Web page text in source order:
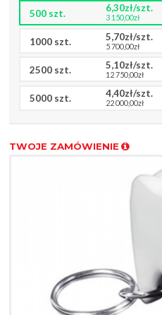
500 szt. 6,30zł/szt.
3 150,00zł
1000 szt. 5,70zł/szt.
5 700,00zł
2500 szt. 5,10zł/szt.
12 750,00zł
5000 szt. 4,40zł/szt.
22 000,00zł
TWOJE ZAMÓWIENIE